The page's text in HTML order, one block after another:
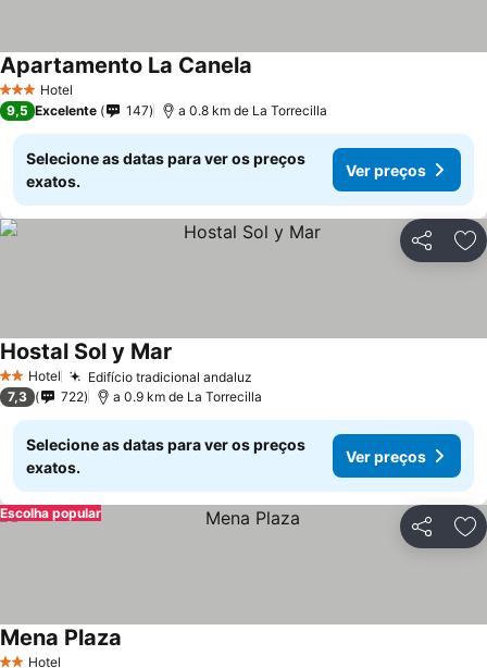
3 EstrelasHotel
Apartamento La Canela
9,5 Excelente 147 a 0.8 km de La Torrecilla
Selecione as datas para ver os preços
exatos.
Ver preços
Partilhar
2 Estrelas
Hotel Edifício tradicional andaluz
Hostal Sol y Mar
7,3 722 a 0.9 km de La Torrecilla
Selecione as datas para ver os preços
exatos.
Ver preços
Partilhar
Escolha popular
Hotel
Mena Plaza